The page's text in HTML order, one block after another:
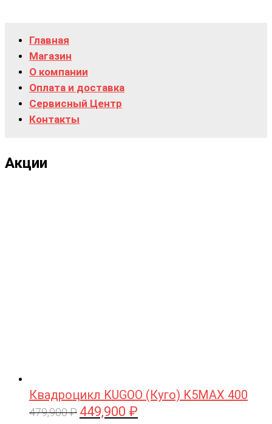
Главная
Магазин
О компании
Оплата и доставка
Сервисный Центр
Контакты
Акции
Квадроцикл KUGOO (Куго) K5MAX 400
479,900₽ Первоначальная
449,900 ₽